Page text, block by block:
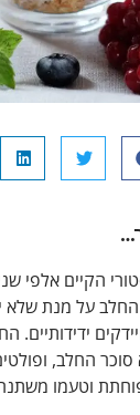
הקיים אלפי
על מנת שלא
ידידותיים.
החלב,
וטעמו